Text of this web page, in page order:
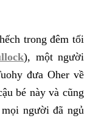
trong đêm tối
), một người
đưa Oher về
bé này và cũng
người đã ngủ